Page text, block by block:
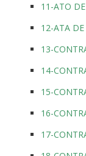
11-ATO
12-ATA DE
13-
14-
15-
16-
17-